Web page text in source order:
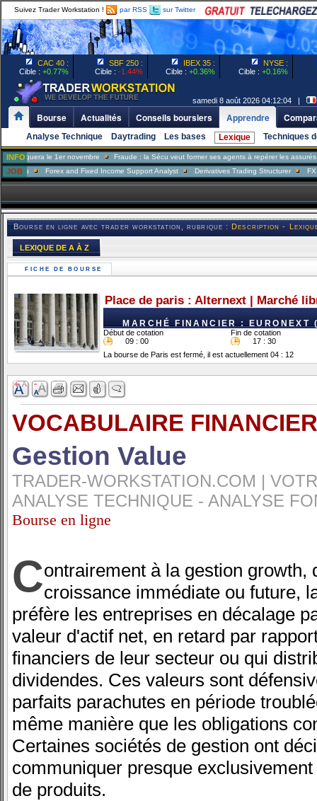
Suivez Trader Workstation ! par RSS sur Twitter
CAC 40 :
Cible : +0.77%
SBF 250 :
Cible : -1.44%
IBEX 35 :
Cible : +0.36%
NYSE :
Cible : +0.16%
samedi 8 août 2026 04:12:04 |
Bourse Actualités Conseils boursiers Apprendre
Analyse Technique Daytrading Les bases Lexique Techniques
INFOle 1er novembre Fraude : la Sécu veut former ses agents à repérer les assurés
JOBForex and Fixed Income Support Analyst Derivatives Trading Structurer FX Trader
Bourse en ligne avec trader workstation, rubrique :Description -
LEXIQUE DE A À Z
FICHE DE BOURSE
Place de paris : Alternext | Marché
MARCHÉ FINANCIER : EURONEXT
Début de cotation
Fin de cotation
09 : 00
17 : 30
La bourse de Paris est fermé, il est actuellement 04 : 12
VOCABULAIRE
Gestion Value
TRADER-WORKSTATION.COM |
ANALYSE TECHNIQUE - ANALYSE
Bourse en ligne
Contrairement à la gestion growth,
croissance immédiate ou future,
préfère les entreprises en décalage
valeur d'actif net, en retard par
financiers de leur secteur ou qui
dividendes. Ces valeurs sont
parfaits parachutes en période
même manière que les obligations
Certaines sociétés de gestion ont
communiquer presque
de produits.